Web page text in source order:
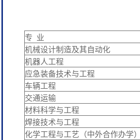
专 业
机械设计制造及其自动化
机器人工程
应急装备技术与工程
车辆工程
交通运输
材料科学与工程
焊接技术与工程
化学工程与工艺（中外合作办学